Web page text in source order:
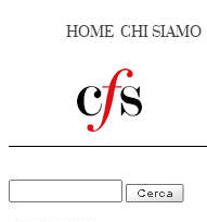
HOME CHI SIAMO